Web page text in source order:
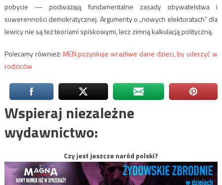
pobycie — podważają fundamentalne zasady obywatelstwa i
suwerenności demokratycznej. Argumenty o „nowych elektoratach” dla
lewicy nie są też teoriami spiskowymi, lecz zimną kalkulacją polityczną.
Polecamy również: MEN pozyskuje wrażliwe dane dzieci, by uderzyć w
rodziców
Wspieraj niezależne
wydawnictwo:
Czy jest jeszcze naród polski?